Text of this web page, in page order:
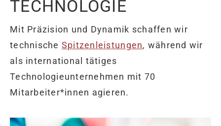
TECHNOLOGIE
Mit Präzision und Dynamik schaffen wir
technische Spitzenleistungen, während wir
als international tätiges
Technologieunternehmen mit 70
Mitarbeiter*innen agieren.